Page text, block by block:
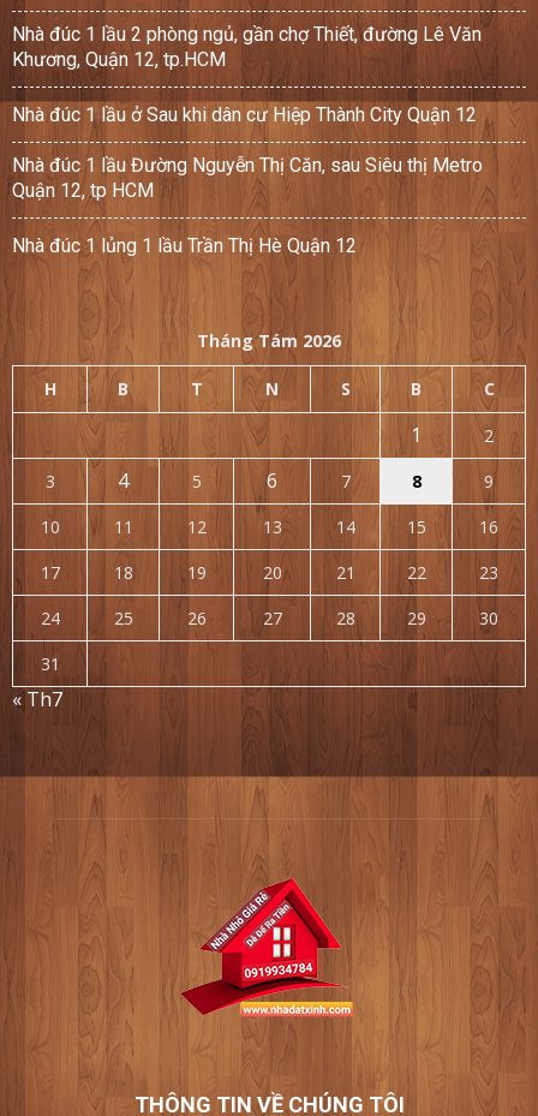
Nhà đúc 1 lầu 2 phòng ngủ, gần chợ Thiết, đường Lê Văn
Khương, Quận 12, tp.HCM
Nhà đúc 1 lầu ở Sau khi dân cư Hiệp Thành City Quận 12
Nhà đúc 1 lầu Đường Nguyễn Thị Căn, sau Siêu thị Metro
Quận 12, tp HCM
Nhà đúc 1 lủng 1 lầu Trần Thị Hè Quận 12
Tháng Tám 2026
H B T N S B C
1
2
3
4 5 6 7 8
9
10
11 12 13 14 15
16
17
18 19 20 21 22
23
24
25 26 27 28 29
30
31
« Th7
THÔNG TIN VỀ CHÚNG TÔI